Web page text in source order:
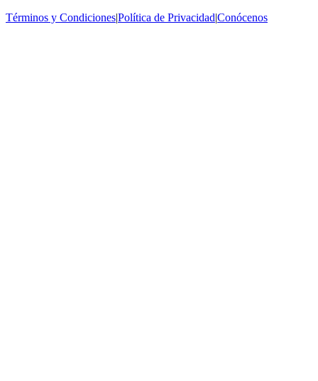
Términos y Condiciones|Política de Privacidad|Conócenos